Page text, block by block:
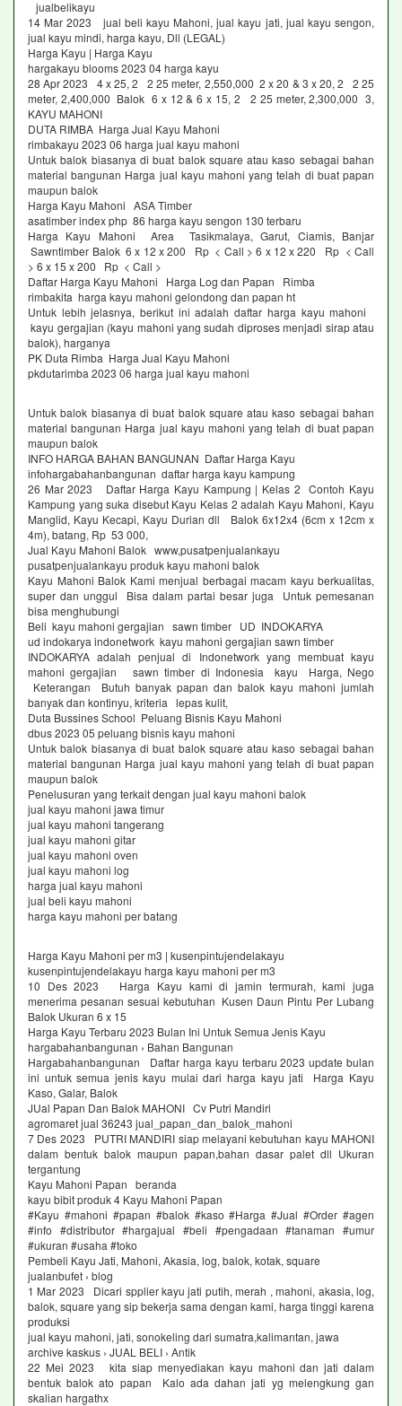
jualbelikayu
14 Mar 2023 jual beli kayu Mahoni, jual kayu jati, jual kayu sengon,
jual kayu mindi, harga kayu, Dll (LEGAL)
Harga Kayu | Harga Kayu
hargakayu blooms 2023 04 harga kayu
28 Apr 2023 4 x 25, 2 2 25 meter, 2,550,000 2 x 20 & 3 x 20, 2 2 25
meter, 2,400,000 Balok 6 x 12 & 6 x 15, 2 2 25 meter, 2,300,000 3,
KAYU MAHONI
DUTA RIMBA Harga Jual Kayu Mahoni
rimbakayu 2023 06 harga jual kayu mahoni
Untuk balok biasanya di buat balok square atau kaso sebagai bahan
material bangunan Harga jual kayu mahoni yang telah di buat papan
maupun balok
Harga Kayu Mahoni ASA Timber
asatimber index php 86 harga kayu sengon 130 terbaru
Harga Kayu Mahoni Area Tasikmalaya, Garut, Ciamis, Banjar
Sawntimber Balok 6 x 12 x 200 Rp < Call > 6 x 12 x 220 Rp < Call
> 6 x 15 x 200 Rp < Call >
Daftar Harga Kayu Mahoni Harga Log dan Papan Rimba
rimbakita harga kayu mahoni gelondong dan papan ht
Untuk lebih jelasnya, berikut ini adalah daftar harga kayu mahoni
kayu gergajian (kayu mahoni yang sudah diproses menjadi sirap atau
balok), harganya
PK Duta Rimba Harga Jual Kayu Mahoni
pkdutarimba 2023 06 harga jual kayu mahoni
Untuk balok biasanya di buat balok square atau kaso sebagai bahan
material bangunan Harga jual kayu mahoni yang telah di buat papan
maupun balok
INFO HARGA BAHAN BANGUNAN Daftar Harga Kayu
infohargabahanbangunan daftar harga kayu kampung
26 Mar 2023 Daftar Harga Kayu Kampung | Kelas 2 Contoh Kayu
Kampung yang suka disebut Kayu Kelas 2 adalah Kayu Mahoni, Kayu
Manglid, Kayu Kecapi, Kayu Durian dll Balok 6x12x4 (6cm x 12cm x
4m), batang, Rp 53 000,
Jual Kayu Mahoni Balok www,pusatpenjualankayu
pusatpenjualankayu produk kayu mahoni balok
Kayu Mahoni Balok Kami menjual berbagai macam kayu berkualitas,
super dan unggul Bisa dalam partai besar juga Untuk pemesanan
bisa menghubungi
Beli kayu mahoni gergajian sawn timber UD INDOKARYA
ud indokarya indonetwork kayu mahoni gergajian sawn timber
INDOKARYA adalah penjual di Indonetwork yang membuat kayu
mahoni gergajian sawn timber di Indonesia kayu Harga, Nego
Keterangan Butuh banyak papan dan balok kayu mahoni jumlah
banyak dan kontinyu, kriteria lepas kulit,
Duta Bussines School Peluang Bisnis Kayu Mahoni
dbus 2023 05 peluang bisnis kayu mahoni
Untuk balok biasanya di buat balok square atau kaso sebagai bahan
material bangunan Harga jual kayu mahoni yang telah di buat papan
maupun balok
Penelusuran yang terkait dengan jual kayu mahoni balok
jual kayu mahoni jawa timur
jual kayu mahoni tangerang
jual kayu mahoni gitar
jual kayu mahoni oven
jual kayu mahoni log
harga jual kayu mahoni
jual beli kayu mahoni
harga kayu mahoni per batang
Harga Kayu Mahoni per m3 | kusenpintujendelakayu
kusenpintujendelakayu harga kayu mahoni per m3
10 Des 2023 Harga Kayu kami di jamin termurah, kami juga
menerima pesanan sesuai kebutuhan Kusen Daun Pintu Per Lubang
Balok Ukuran 6 x 15
Harga Kayu Terbaru 2023 Bulan Ini Untuk Semua Jenis Kayu
hargabahanbangunan › Bahan Bangunan
Hargabahanbangunan Daftar harga kayu terbaru 2023 update bulan
ini untuk semua jenis kayu mulai dari harga kayu jati Harga Kayu
Kaso, Galar, Balok
JUal Papan Dan Balok MAHONI Cv Putri Mandiri
agromaret jual 36243 jual_papan_dan_balok_mahoni
7 Des 2023 PUTRI MANDIRI siap melayani kebutuhan kayu MAHONI
dalam bentuk balok maupun papan,bahan dasar palet dll Ukuran
tergantung
Kayu Mahoni Papan beranda
kayu bibit produk 4 Kayu Mahoni Papan
#Kayu #mahoni #papan #balok #kaso #Harga #Jual #Order #agen
#info #distributor #hargajual #beli #pengadaan #tanaman #umur
#ukuran #usaha #toko
Pembeli Kayu Jati, Mahoni, Akasia, log, balok, kotak, square
jualanbufet › blog
1 Mar 2023 Dicari spplier kayu jati putih, merah , mahoni, akasia, log,
balok, square yang sip bekerja sama dengan kami, harga tinggi karena
produksi
jual kayu mahoni, jati, sonokeling dari sumatra,kalimantan, jawa
archive kaskus › JUAL BELI › Antik
22 Mei 2023 kita siap menyediakan kayu mahoni dan jati dalam
bentuk balok ato papan Kalo ada dahan jati yg melengkung gan
skalian hargathx